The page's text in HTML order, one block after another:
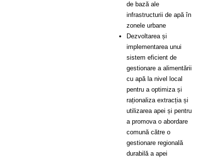
de bază ale
infrastructurii de apă în
zonele urbane
Dezvoltarea și
implementarea unui
sistem eficient de
gestionare a alimentării
cu apă la nivel local
pentru a optimiza și
raționaliza extracția și
utilizarea apei și pentru
a promova o abordare
comună către o
gestionare regională
durabilă a apei